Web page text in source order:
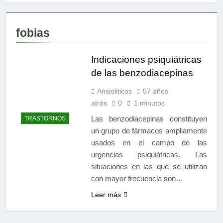
fobias
TRASTORNOS
Indicaciones psiquiátricas
de las benzodiacepinas
Ansioliticos
57 años
atrás
0 1 minutos
Las benzodiacepinas constituyen
un grupo de fármacos ampliamente
usados en el campo de las
urgencias psiquiátricas. Las
situaciones en las que se utilizan
con mayor frecuencia son…
Leer más